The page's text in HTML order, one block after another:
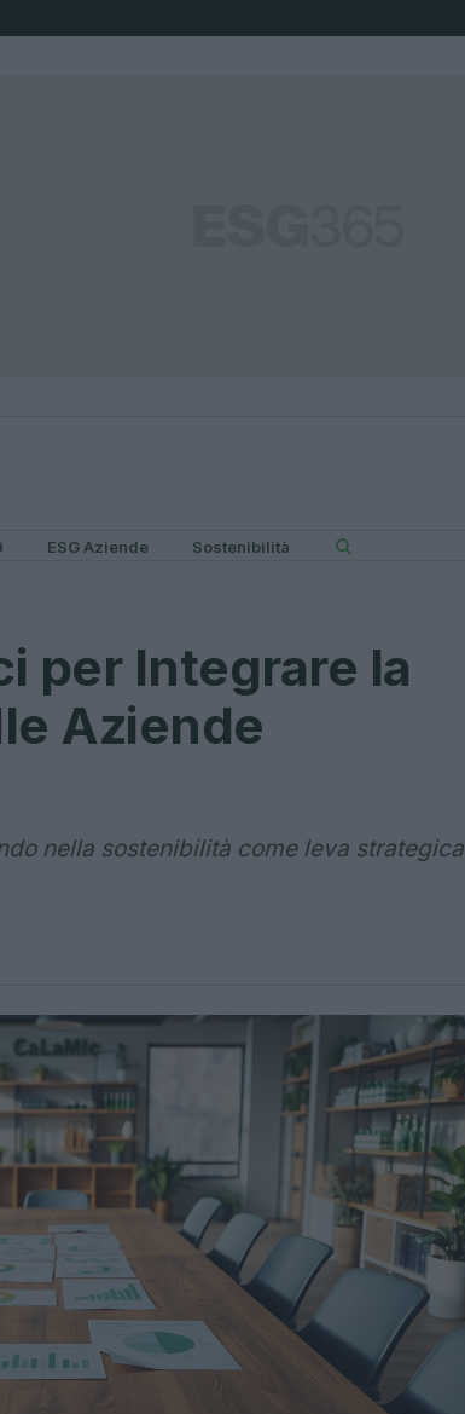
ESG Aziende Sostenibilità
per Integrare la
Aziende
nella sostenibilità come leva strategica